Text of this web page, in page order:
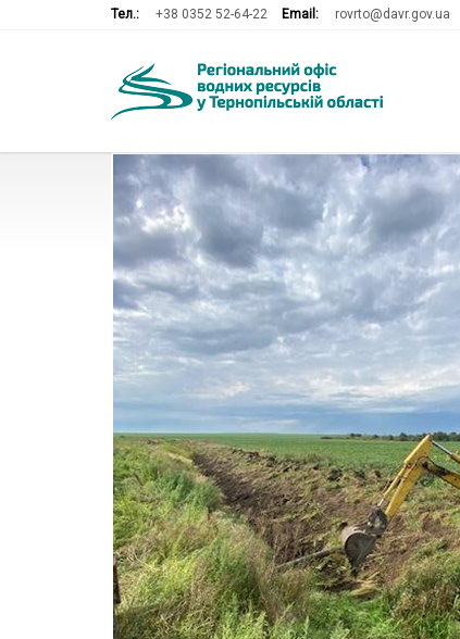
Тел.: +38 0352 52-64-22 Email: rovrto@davr.gov.ua